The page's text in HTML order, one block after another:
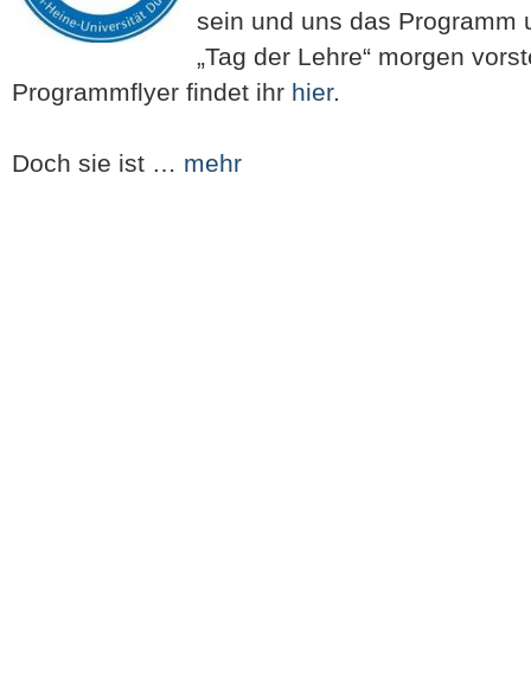
sein und uns das Programm
„Tag der Lehre“ morgen
Programmflyer findet ihr hier.
Doch sie ist … mehr